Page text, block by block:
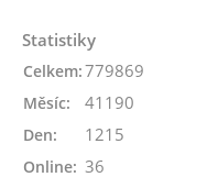
Statistiky
Online: 36
Celkem:779869
Měsíc: 41190
Den: 1215